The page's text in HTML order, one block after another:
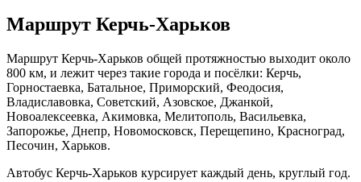
Маршрут Керчь-Харьков
Маршрут Керчь-Харьков общей протяжностью выходит около
800 км, и лежит через такие города и посёлки: Керчь,
Горностаевка, Батальное, Приморский, Феодосия,
Владиславовка, Советский, Азовское, Джанкой,
Новоалексеевка, Акимовка, Мелитополь, Васильевка,
Запорожье, Днепр, Новомосковск, Перещепино, Красноград,
Песочин, Харьков.
Автобус Керчь-Харьков курсирует каждый день, круглый год.